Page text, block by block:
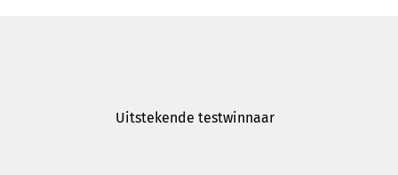
Uitstekende testwinnaar